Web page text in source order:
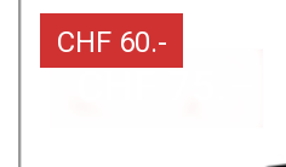
CHF 60.-